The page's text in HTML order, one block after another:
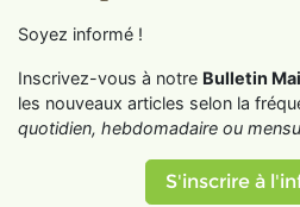
Soyez informé !
Inscrivez-vous à notre Bulletin
les nouveaux articles selon la
quotidien, hebdomadaire ou
S'inscrire à